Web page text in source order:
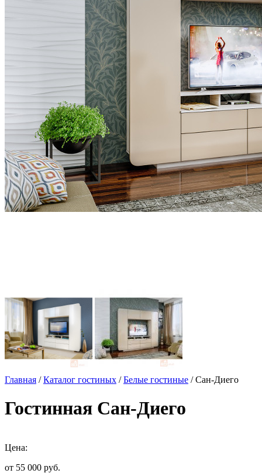
Главная /Каталог гостиных /Белые гостиные / Сан-Диего
Гостинная Сан-Диего
Цена:
от 55 000 руб.